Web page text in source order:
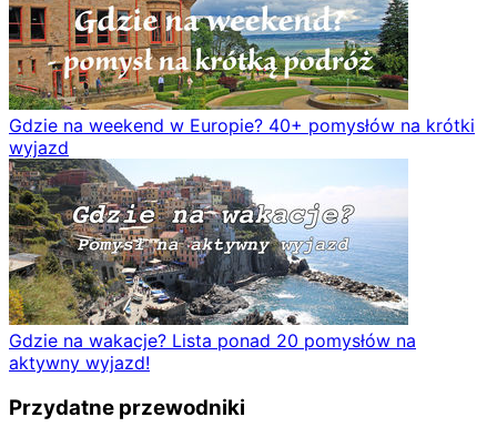
Gdzie na weekend w Europie? 40+ pomysłów na krótki
wyjazd
Gdzie na wakacje? Lista ponad 20 pomysłów na
aktywny wyjazd!
Przydatne przewodniki